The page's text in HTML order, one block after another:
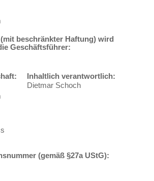
beschränkter Haftung) wird
Geschäftsführer:
Inhaltlich verantwortlich:
Dietmar Schoch
(gemäß §27a UStG):